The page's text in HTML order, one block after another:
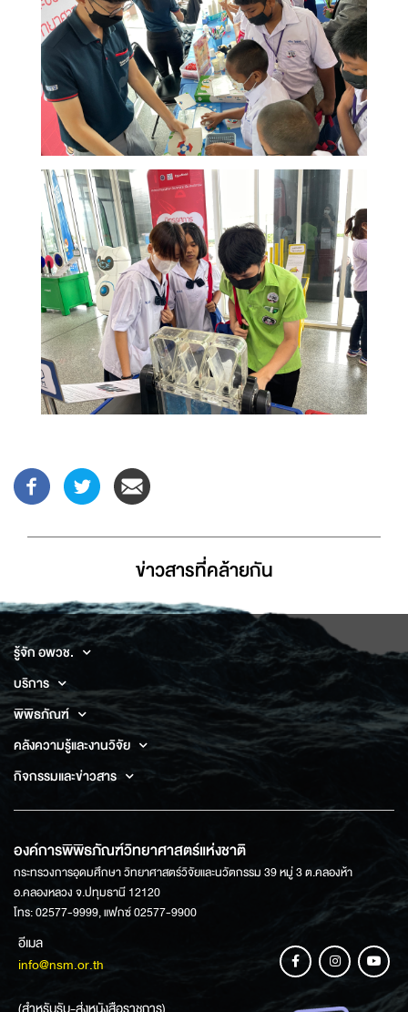
ข่าวสารที่่คล้ายกัน
รู้จัก อพวช.
บริการ
พิพิธภัณฑ์
คลังความรู้และงานวิจัย
กิจกรรมและข่าวสาร
องค์การพิพิธภัณฑ์วิทยาศาสตร์แห่งชาติ
กระทรวงการอุดมศึกษา วิทยาศาสตร์วิจัยและนวัตกรรม 39 หมู่ 3 ต.คลองห้า
อ.คลองหลวง จ.ปทุมธานี 12120
โทร: 02577-9999, แฟกซ์ 02577-9900
อีเมล
info@nsm.or.th